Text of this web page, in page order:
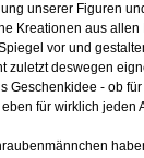
unserer Figuren
Kreationen aus
vor und
zuletzt deswegen
Geschenkidee - ob
für wirklich jeden